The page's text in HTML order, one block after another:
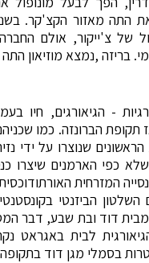
התה מאזור הקצ'קר.
של צ'ייקור, אולם החברה
בריזה ,נמצא מוזיאון
- הגיאורגים, חיו
תקופת הברונזה. כמו
שנוצרו על ידי
כפי הארמנים שיצרו
המזרחית
הביזנטי
דוד ובת שבע, דבר
לבית באגראט
בסמלי מגן דוד